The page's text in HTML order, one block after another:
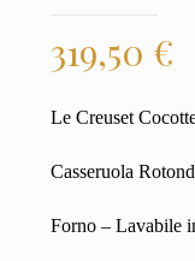
319,50 €
Le Creuset
Casseruola
Forno – Lavabile